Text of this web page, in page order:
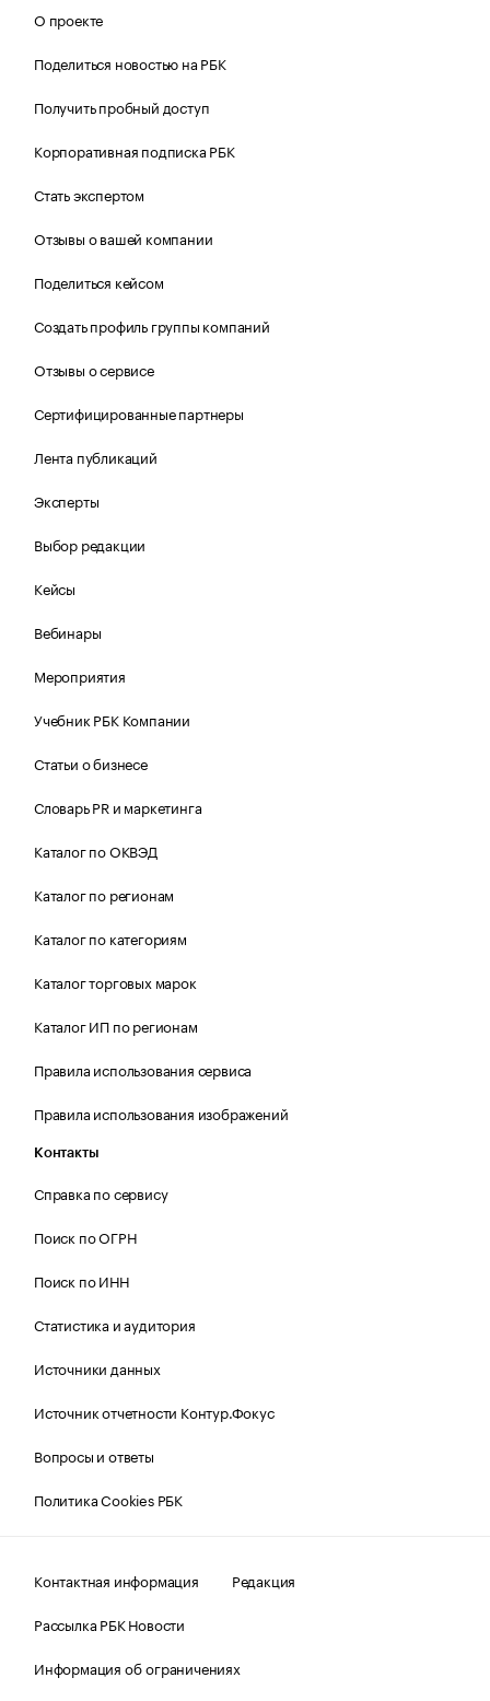
О проекте
Поделиться новостью на РБК
Получить пробный доступ
Корпоративная подписка РБК
Стать экспертом
Отзывы о вашей компании
Поделиться кейсом
Создать профиль группы компаний
Отзывы о сервисе
Сертифицированные партнеры
Лента публикаций
Эксперты
Выбор редакции
Кейсы
Вебинары
Мероприятия
Учебник РБК Компании
Статьи о бизнесе
Словарь PR и маркетинга
Каталог по ОКВЭД
Каталог по регионам
Каталог по категориям
Каталог торговых марок
Каталог ИП по регионам
Правила использования сервиса
Правила использования изображений
Контакты
Справка по сервису
Поиск по ОГРН
Поиск по ИНН
Статистика и аудитория
Источники данных
Источник отчетности Контур.Фокус
Вопросы и ответы
Политика Cookies РБК
Контактная информация
Редакция
Рассылка РБК Новости
Информация об ограничениях